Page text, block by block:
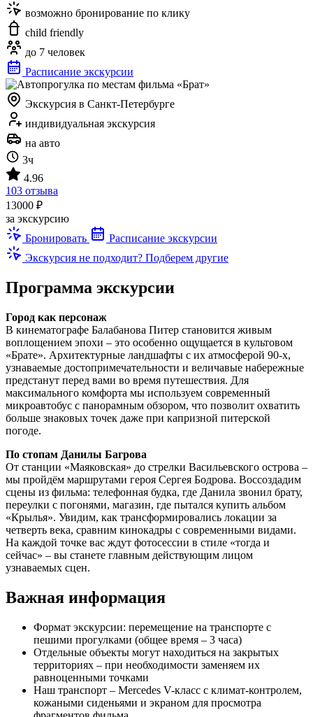
возможно бронирование по клику
child friendly
до 7 человек
Расписание экскурсии
Экскурсия в Санкт-Петербурге
индивидуальная экскурсия
на авто
3ч
4.96
103 отзыва
13000 ₽
за экскурсию
Бронировать
Расписание экскурсии
Экскурсия не подходит? Подберем другие
Программа экскурсии
Город как персонаж
В кинематографе Балабанова Питер становится живым
воплощением эпохи – это особенно ощущается в культовом
«Брате». Архитектурные ландшафты с их атмосферой 90-х,
узнаваемые достопримечательности и величавые набережные
предстанут перед вами во время путешествия. Для
максимального комфорта мы используем современный
микроавтобус с панорамным обзором, что позволит охватить
больше знаковых точек даже при капризной питерской
погоде.
По стопам Данилы Багрова
От станции «Маяковская» до стрелки Васильевского острова –
мы пройдём маршрутами героя Сергея Бодрова. Воссоздадим
сцены из фильма: телефонная будка, где Данила звонил брату,
переулки с погонями, магазин, где пытался купить альбом
«Крылья». Увидим, как трансформировались локации за
четверть века, сравним кинокадры с современными видами.
На каждой точке вас ждут фотосессии в стиле «тогда и
сейчас» – вы станете главным действующим лицом
узнаваемых сцен.
Важная информация
Формат экскурсии: перемещение на транспорте с
пешими прогулками (общее время – 3 часа)
Отдельные объекты могут находиться на закрытых
территориях – при необходимости заменяем их
равноценными точками
Наш транспорт – Mercedes V-класс с климат-контролем,
кожаными сиденьями и экраном для просмотра